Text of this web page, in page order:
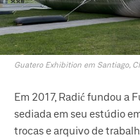
Guatero Exhibition em Santiago,
Em 2017, Radić fundou a
sediada em seu estúdio
trocas e arquivo de